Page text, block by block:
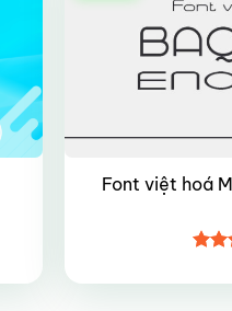
Font việt hoá